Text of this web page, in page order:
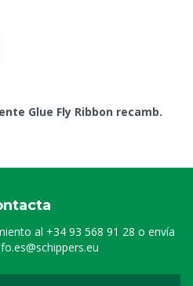
Glue Fly Ribbon recamb.
al +34 93 568 91 28 o envía